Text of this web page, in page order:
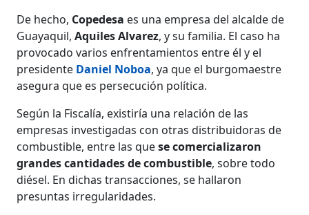
De hecho, Copedesa es una empresa del alcalde de
Guayaquil,Aquiles Alvarez, y su familia. El caso ha
provocado varios enfrentamientos entre él y el
presidente Daniel Noboa, ya que el burgomaestre
asegura que es persecución política.
Según la Fiscalía, existiría una relación de las
empresas investigadas con otras distribuidoras de
combustible, entre las quese comercializaron
grandes cantidades de combustible, sobre todo
diésel. En dichas transacciones, se hallaron
presuntas irregularidades.